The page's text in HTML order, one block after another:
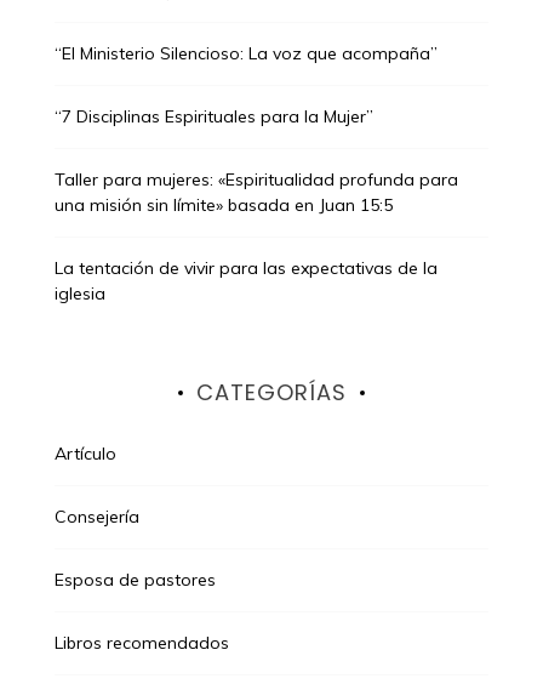
“El Ministerio Silencioso: La voz que acompaña”
“7 Disciplinas Espirituales para la Mujer”
Taller para mujeres: «Espiritualidad profunda para
una misión sin límite» basada en Juan 15:5
La tentación de vivir para las expectativas de la
iglesia
CATEGORÍAS
Artículo
Consejería
Esposa de pastores
Libros recomendados